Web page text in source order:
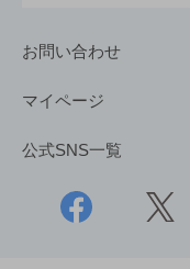
お問い合わせ
マイページ
公式SNS一覧